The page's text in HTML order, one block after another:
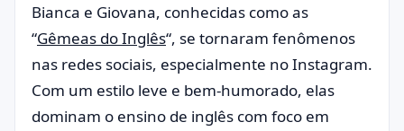
Bianca e Giovana, conhecidas como as
“Gêmeas do Inglês“, se tornaram fenômenos
nas redes sociais, especialmente no Instagram.
Com um estilo leve e bem-humorado, elas
dominam o ensino de inglês com foco em